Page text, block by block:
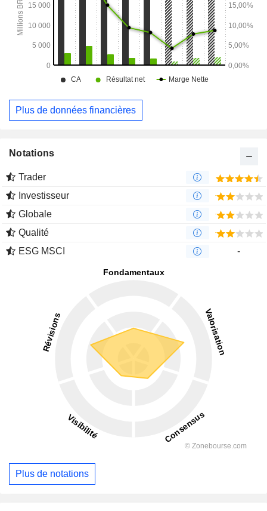
Plus de données financières
Notations
Trader
Investisseur
Globale
Qualité
ESG MSCI
-
Plus de notations